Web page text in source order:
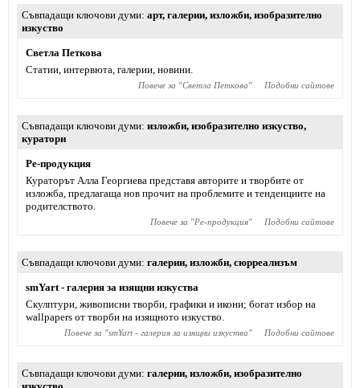
Съвпадащи ключови думи арт, галерии, изложби, изобразително
изкуство
Светла Петкова
Статии, интервюта, галерии, новини.
Повече за "Светла Петкова" Подобни сайтове
Съвпадащи ключови думи изложби, изобразително изкуство,
куратори
Ре-продукция
Кураторът Алла Георгиева представя авторите и творбите от
изложба, предлагаща нов прочит на проблемите и тенденциите на
родителството.
Повече за "Ре-продукция" Подобни сайтове
Съвпадащи ключови думи галерии, изложби, сюрреализъм
smYart - галерия за изящни изкуства
Скулптури, живописни творби, графики и икони; богат избор на
wallpapers от творби на изящното изкуство.
Повече за "smYart - галерия за изящни изкуства" Подобни сайтове
Съвпадащи ключови думи галерии, изложби, изобразително